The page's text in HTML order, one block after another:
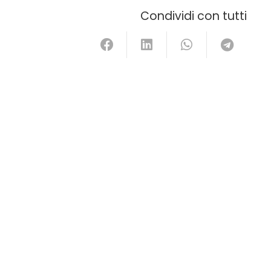
Condividi con tutti